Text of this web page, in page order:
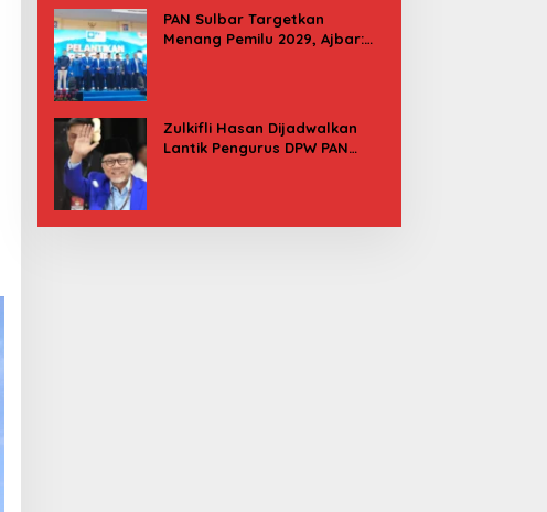
PAN Sulbar Targetkan
Menang Pemilu 2029, Ajbar:
Zulkifli Hasan Dijadwalkan
Lantik Pengurus DPW PAN